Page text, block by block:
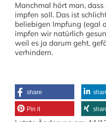
Manchmal hört man,
impfen soll. Das ist
beliebigen Impfung (egal
impfen wir natürlich
weil es ja darum geht,
verhindern.
share
Pin it